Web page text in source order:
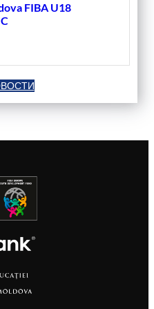
FIBA U18